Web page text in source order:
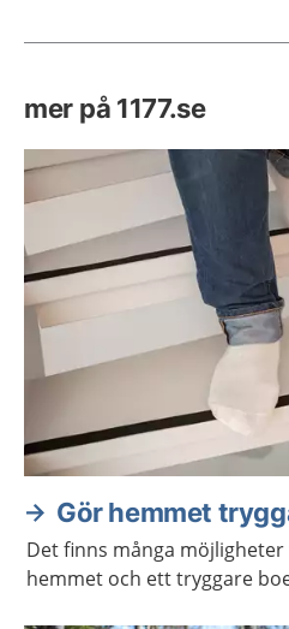
mer på 1177.se
Gör hemmet
Det finns många
hemmet och ett tryggare